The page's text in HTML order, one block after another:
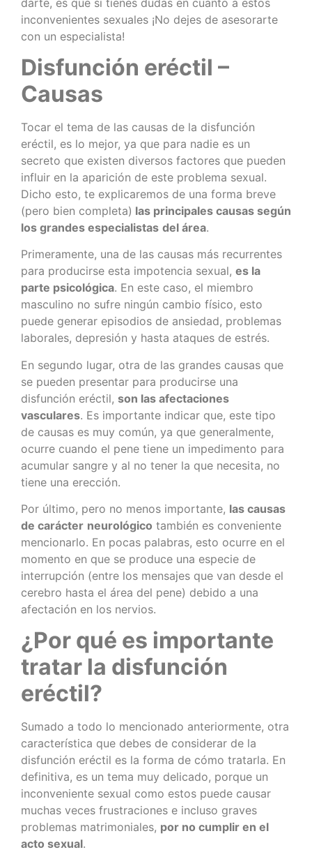
inconvenientes sexuales ¡No dejes de asesorarte
con un especialista!
Disfunción eréctil –
Causas
Tocar el tema de las causas de la disfunción
eréctil, es lo mejor, ya que para nadie es un
secreto que existen diversos factores que pueden
influir en la aparición de este problema sexual.
Dicho esto, te explicaremos de una forma breve
(pero bien completa) las principales causas según
los grandes especialistas del área.
Primeramente, una de las causas más recurrentes
para producirse esta impotencia sexual, es la
parte psicológica. En este caso, el miembro
masculino no sufre ningún cambio físico, esto
puede generar episodios de ansiedad, problemas
laborales, depresión y hasta ataques de estrés.
En segundo lugar, otra de las grandes causas que
se pueden presentar para producirse una
disfunción eréctil, son las afectaciones
vasculares. Es importante indicar que, este tipo
de causas es muy común, ya que generalmente,
ocurre cuando el pene tiene un impedimento para
acumular sangre y al no tener la que necesita, no
tiene una erección.
Por último, pero no menos importante, las causas
de carácter neurológico también es conveniente
mencionarlo. En pocas palabras, esto ocurre en el
momento en que se produce una especie de
interrupción (entre los mensajes que van desde el
cerebro hasta el área del pene) debido a una
afectación en los nervios.
¿Por qué es importante
tratar la disfunción
eréctil?
Sumado a todo lo mencionado anteriormente, otra
característica que debes de considerar de la
disfunción eréctil es la forma de cómo tratarla. En
definitiva, es un tema muy delicado, porque un
inconveniente sexual como estos puede causar
muchas veces frustraciones e incluso graves
problemas matrimoniales, por no cumplir en el
acto sexual.